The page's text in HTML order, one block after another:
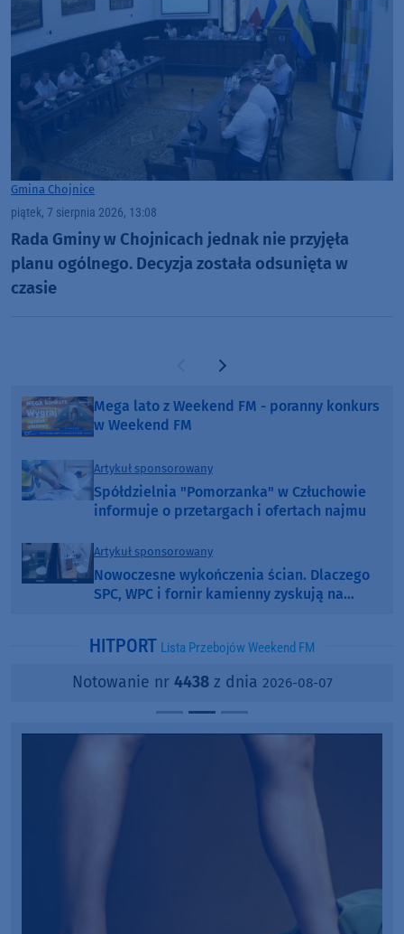
Gmina Chojnice
piątek, 7 sierpnia 2026, 13:08
Rada Gminy w Chojnicach jednak nie przyjęła
planu ogólnego. Decyzja została odsunięta w
czasie
Poprzednia strona
Następna strona
Mega lato z Weekend FM - poranny konkurs
w Weekend FM
Artykuł sponsorowany
Spółdzielnia "Pomorzanka" w Człuchowie
informuje o przetargach i ofertach najmu
Artykuł sponsorowany
Nowoczesne wykończenia ścian. Dlaczego
SPC, WPC i fornir kamienny zyskują na
HITPORT Lista Przebojów Weekend FM
Notowanie nr 4438z dnia 2026-08-07